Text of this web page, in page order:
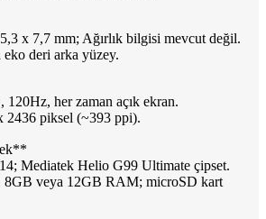
x 7,7 mm; Ağırlık bilgisi mevcut değil.
deri arka yüzey.
her zaman açık ekran.
2436 piksel (~393 ppi).
Mediatek Helio G99 Ultimate çipset.
8GB veya 12GB RAM; microSD kart